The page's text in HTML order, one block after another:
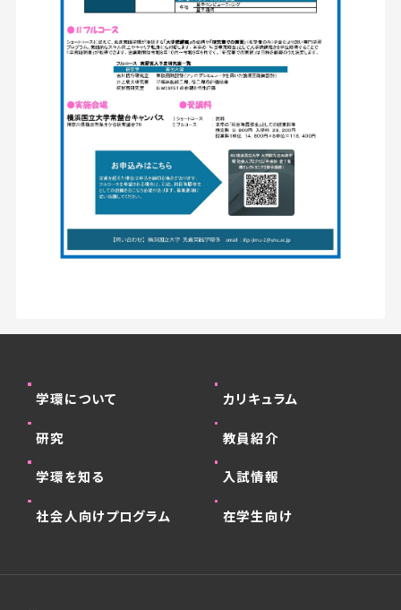
学環について カリキュラム
研究 教員紹介
学環を知る 入試情報
社会人向けプログラム 在学生向け